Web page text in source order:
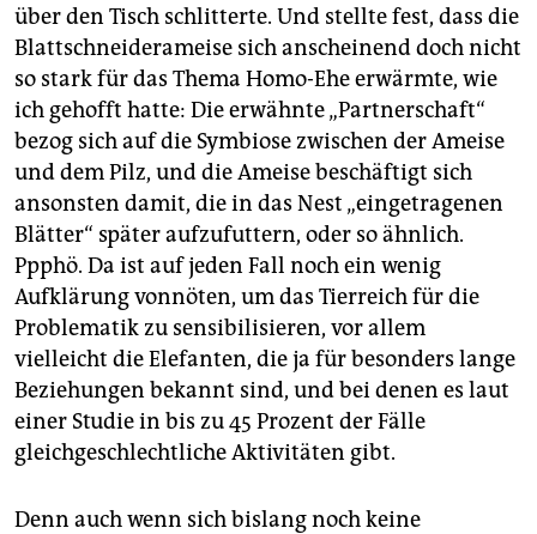
über den Tisch schlitterte. Und stellte fest, dass die
Blattschneiderameise sich anscheinend doch nicht
so stark für das Thema Homo-Ehe erwärmte, wie
ich gehofft hatte: Die erwähnte „Partnerschaft“
bezog sich auf die Symbiose zwischen der Ameise
und dem Pilz, und die Ameise beschäftigt sich
ansonsten damit, die in das Nest „eingetragenen
Blätter“ später aufzufuttern, oder so ähnlich.
Ppphö. Da ist auf jeden Fall noch ein wenig
Aufklärung vonnöten, um das Tierreich für die
Problematik zu sensibilisieren, vor allem
vielleicht die Elefanten, die ja für besonders lange
Beziehungen bekannt sind, und bei denen es laut
einer Studie in bis zu 45 Prozent der Fälle
gleichgeschlechtliche Aktivitäten gibt.
Denn auch wenn sich bislang noch keine